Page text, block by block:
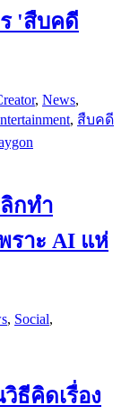
'สืบคดี
, News,
, สืบคดี
กทำ
ราะ AI แห่
, Social,
ธีคิดเรื่อง